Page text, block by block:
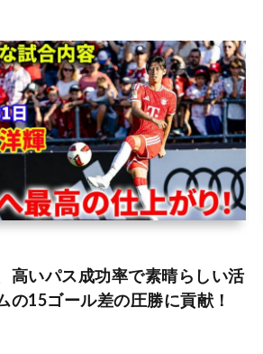
高いパス成功率で素晴らしい活
の15ゴール差の圧勝に貢献！